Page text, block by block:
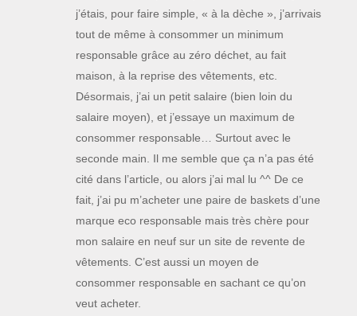
j’étais, pour faire simple, « à la dèche », j’arrivais
tout de même à consommer un minimum
responsable grâce au zéro déchet, au fait
maison, à la reprise des vêtements, etc.
Désormais, j’ai un petit salaire (bien loin du
salaire moyen), et j’essaye un maximum de
consommer responsable… Surtout avec le
seconde main. Il me semble que ça n’a pas été
cité dans l’article, ou alors j’ai mal lu ^^ De ce
fait, j’ai pu m’acheter une paire de baskets d’une
marque eco responsable mais très chère pour
mon salaire en neuf sur un site de revente de
vêtements. C’est aussi un moyen de
consommer responsable en sachant ce qu’on
veut acheter.